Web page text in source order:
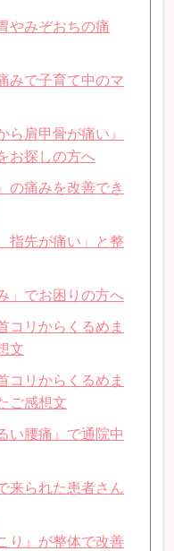
やみぞおちの痛
みで子育て中のマ
ら肩甲骨が痛い』
お探しの方へ
の痛みを改善でき
指先が痛い」と整
」でお困りの方へ
コリからくるめま
文
コリからくるめま
ご感想文
い腰痛』で通院中
来られた患者さん
り』が整体で改善